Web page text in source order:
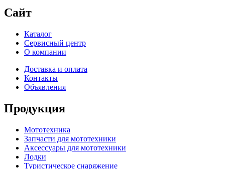
Сайт
Каталог
Сервисный центр
О компании
Доставка и оплата
Контакты
Объявления
Продукция
Мототехника
Запчасти для мототехники
Аксессуары для мототехники
Лодки
Туристическое снаряжение